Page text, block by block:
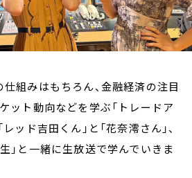
組みはもちろん、金融経済の注目
ット動向などを学ぶ「トレードア
ッド吉田くん」と「花奈澪さん」、
」と一緒に生放送で学んでいきま